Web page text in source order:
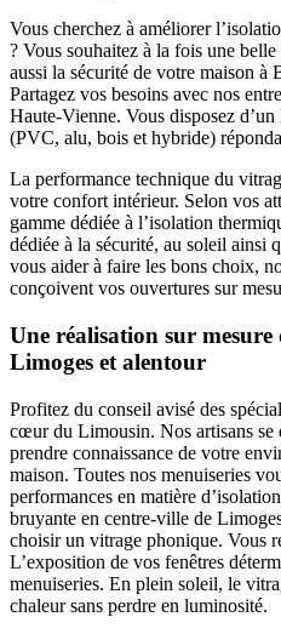
Vous cherchez à améliorer
? Vous souhaitez à la fois une belle
aussi la sécurité de votre maison
Partagez vos besoins avec nos
Haute-Vienne. Vous disposez
(PVC, alu, bois et hybride)
La performance technique du
votre confort intérieur. Selon vos
gamme dédiée à l’isolation
dédiée à la sécurité, au soleil ainsi
vous aider à faire les bons choix,
conçoivent vos ouvertures sur
Une réalisation sur mesure
Limoges et alentour
Profitez du conseil avisé des
cœur du Limousin. Nos artisans se
prendre connaissance de votre
maison. Toutes nos menuiseries
performances en matière
bruyante en centre-ville de
choisir un vitrage phonique. Vous
L’exposition de vos fenêtres
menuiseries. En plein soleil, le
chaleur sans perdre en luminosité.